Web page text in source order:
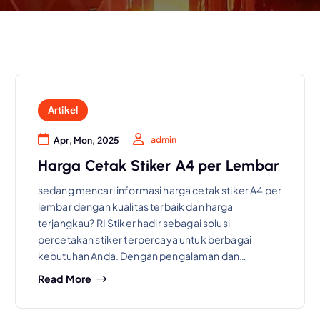
Artikel
Apr, Mon, 2025 admin
Harga Cetak Stiker A4 per Lembar
sedang mencari informasi harga cetak stiker A4 per
lembar dengan kualitas terbaik dan harga
terjangkau? RI Stiker hadir sebagai solusi
percetakan stiker terpercaya untuk berbagai
kebutuhan Anda. Dengan pengalaman dan…
Read More